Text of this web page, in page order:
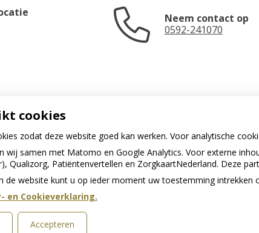
Neem contact op
0592-241070
U heeft geen
voorexterne inhoud die
dit te zien.
cookies
zodat deze website goed kan werken. Voor analytische
wij samen met Matomo en Google Analytics. Voor externe
Qualizorg, Patiëntenvertellen en ZorgkaartNederland. Deze
de website kunt u op ieder moment uw toestemming intrekken
en Cookieverklaring.
Accepteren